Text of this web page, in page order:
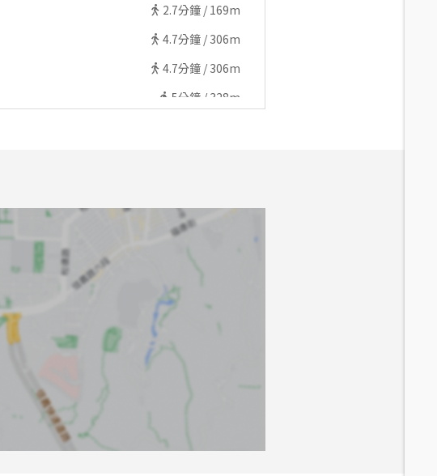
2.7分鐘 / 169m
4.7分鐘 / 306m
4.7分鐘 / 306m
5分鐘 / 328m
7.9分鐘 /539m
分鐘 /
9.4